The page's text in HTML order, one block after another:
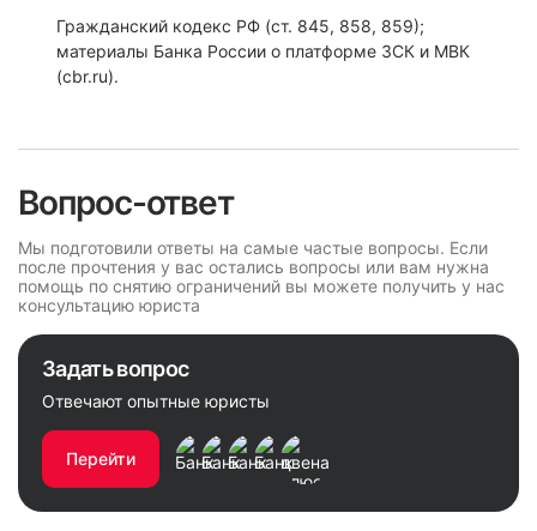
Гражданский кодекс РФ (ст. 845, 858, 859);
материалы Банка России о платформе ЗСК и МВК
(cbr.ru).
Вопрос-ответ
Мы подготовили ответы на самые частые вопросы. Если
после прочтения у вас остались вопросы или вам нужна
помощь по снятию ограничений вы можете получить у нас
консультацию юриста
Задать вопрос
Отвечают опытные юристы
Перейти